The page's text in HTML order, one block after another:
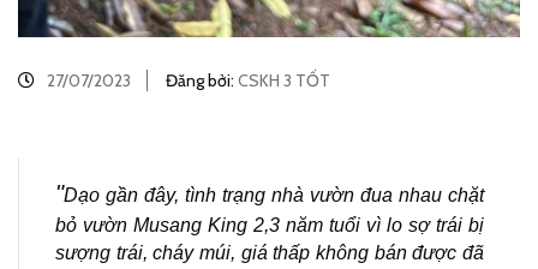
27/07/2023 Đăng bởi: CSKH 3 TỐT
"Dạo gần đây, tình trạng nhà vườn đua nhau chặt
bỏ vườn Musang King 2,3 năm tuổi vì lo sợ trái bị
sượng trái, cháy múi, giá thấp không bán được đã